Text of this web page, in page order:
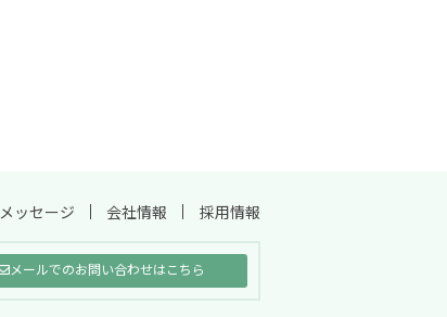
メッセージ 会社情報 採用情報
メールでのお問い合わせはこちら